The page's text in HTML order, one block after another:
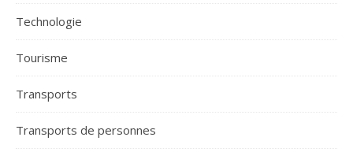
Technologie
Tourisme
Transports
Transports de personnes